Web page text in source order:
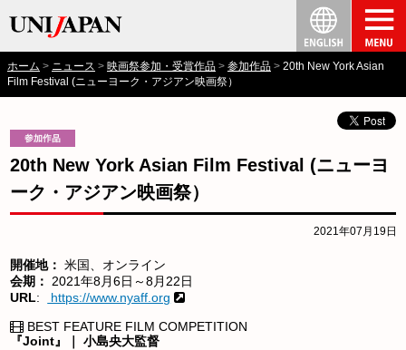
ホーム ニュース 映画祭参加・受賞作品 参加作品
20th New York Asian
Film Festival (ニューヨーク・アジアン映画祭）
20th New York Asian Film Festival (ニューヨ
ーク・アジアン映画祭）
2021年07月19日
開催地： 米国、オンライン
会期： 2021年8月6日～8月22日
URL:
https://www.nyaff.org
BEST FEATURE FILM COMPETITION
『Joint』｜ 小島央大監督